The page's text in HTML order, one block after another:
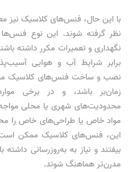
با این حال، فنس‌های کلاسیک نیز
نظر گرفته شوند. این نوع
نگهداری و تعمیرات مکرر داشته
برابر شرایط آب و هوایی
نصب و ساخت فنس‌های کلاسیک
زمان‌بر باشد، و در برخی
محدودیت‌های شهری یا محلی
مواد خاص یا طراحی‌های خاص را
این، فنس‌های کلاسیک ممکن است
بیفتند و نیاز به به‌روزرسانی
مدرن‌تر هماهنگ شوند.